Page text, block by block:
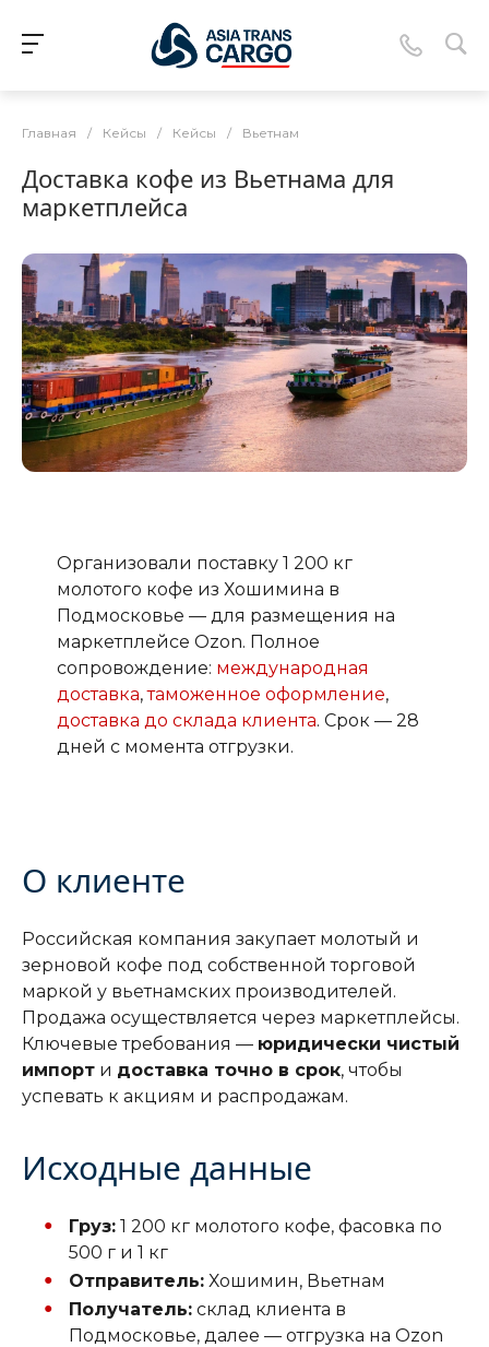
Главная / Кейсы / Кейсы / Вьетнам
Доставка кофе из Вьетнама для
маркетплейса
Организовали поставку 1 200 кг
молотого кофе из Хошимина в
Подмосковье — для размещения на
маркетплейсе Ozon. Полное
сопровождение: международная
доставка,таможенное оформление,
доставка до склада клиента. Срок — 28
дней с момента отгрузки.
О клиенте
Российская компания закупает молотый и
зерновой кофе под собственной торговой
маркой у вьетнамских производителей.
Продажа осуществляется через маркетплейсы.
Ключевые требования — юридически чистый
импорт и доставка точно в срок, чтобы
успевать к акциям и распродажам.
Исходные данные
Груз:1 200 кг молотого кофе, фасовка по
500 г и 1 кг
Отправитель:Хошимин, Вьетнам
Получатель:склад клиента в
Подмосковье, далее — отгрузка на Ozon